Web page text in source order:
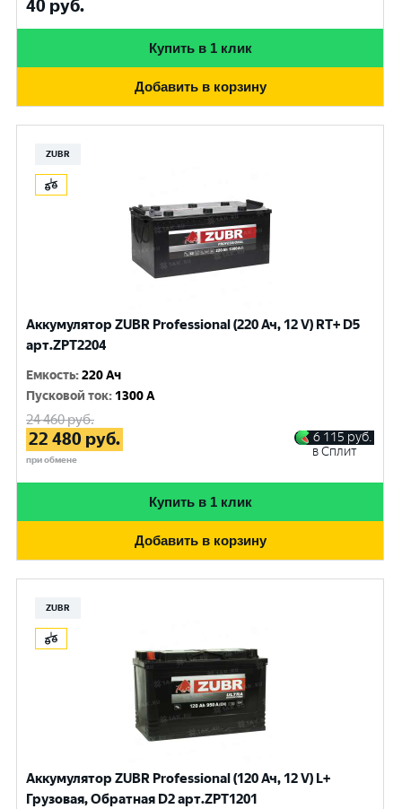
40 руб.
Купить в 1 клик
Добавить в корзину
ZUBR
Аккумулятор ZUBR Professional (220 Ач, 12 V) RT+ D5
арт.ZPT2204
Емкость:220 Ач
Пусковой ток: 1300 A
24 460руб.
22 480 руб.
при обмене
6 115 руб.
в Сплит
Купить в 1 клик
Добавить в корзину
ZUBR
Аккумулятор ZUBR Professional (120 Ач, 12 V) L+
Грузовая, Обратная D2 арт.ZPT1201